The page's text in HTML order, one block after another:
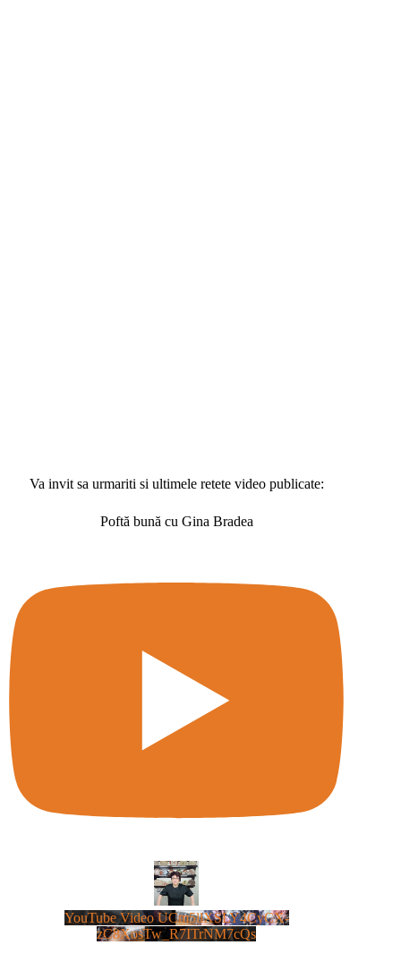
Va invit sa urmariti si ultimele retete video publicate:
Poftă bună cu Gina Bradea
YouTube Video UCm5llXSLY4CyCX-
zC8XosTw_R7ITrNM7cQs